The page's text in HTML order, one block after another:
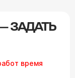
ЗАДАТЬ
время